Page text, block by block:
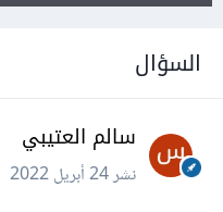
السؤال
سالم العتيبي
نشر24 أبريل 2022